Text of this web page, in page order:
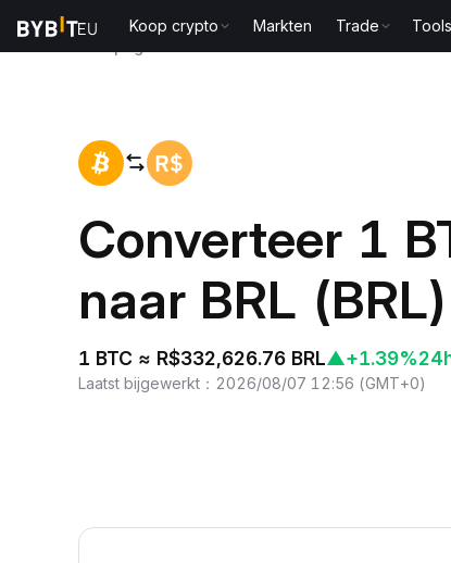
Koop crypto Markten Trade Tools
Converteer 1
naar BRL (BRL)
1 BTC ≈ R$332,626.76 BRL▲+1.39%
Laatst bijgewerkt ： 2026/08/07 12:56 (GMT+0)